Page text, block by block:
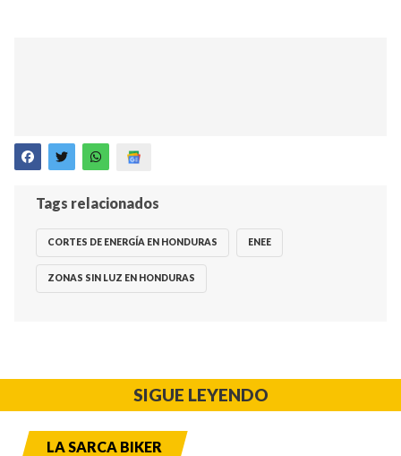
Tags relacionados
CORTES DE ENERGÍA EN HONDURAS ENEE
ZONAS SIN LUZ EN HONDURAS
SIGUE LEYENDO
LA SARCA BIKER